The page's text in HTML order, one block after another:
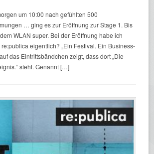
um 10:00 nach gefühlten 500
… ging es zur Eröffnung zur Stage 1. Bis
WLAN super. Bei der Eröffnung habe ich
eigentlich? „Ein Festival. Ein Business-
das Eintrittsbändchen zeigt, dass dort „Die
steht. Genannt […]